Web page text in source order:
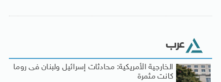
عرب
الخارجية الأمريكية: محادثات إسرائيل ولبنان فى روما
كانت مثمرة